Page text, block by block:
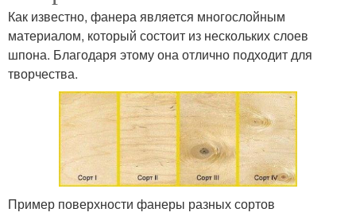
Как известно, фанера является многослойным
материалом, который состоит из нескольких слоев
шпона. Благодаря этому она отлично подходит для
творчества.
Пример поверхности фанеры разных сортов